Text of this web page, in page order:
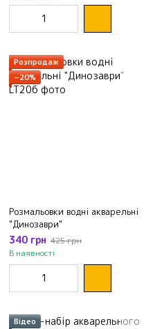
Розпродаж
−20%
Розмальовки водні акварельні
"Динозаври"
340 грн 425 грн
В наявності
Відео